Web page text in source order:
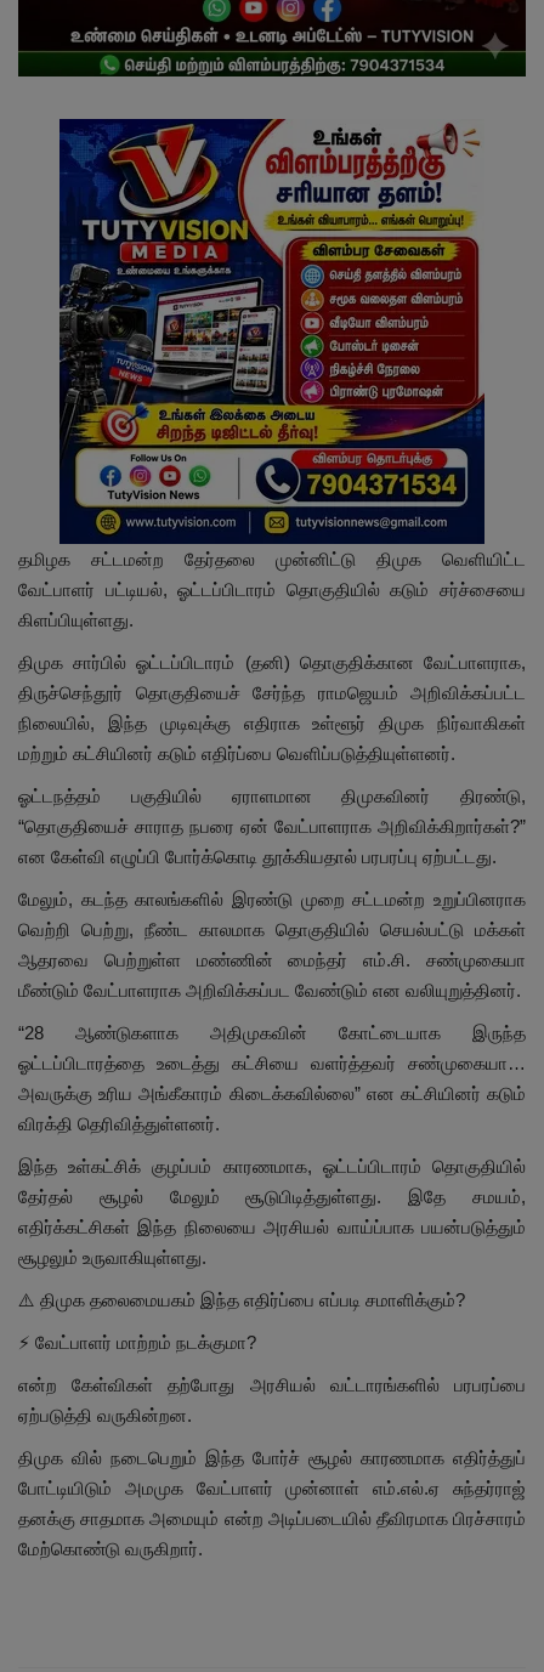
தமிழக சட்டமன்ற தேர்தலை முன்னிட்டு திமுக வெளியிட்ட
வேட்பாளர் பட்டியல், ஓட்டப்பிடாரம் தொகுதியில் கடும் சர்ச்சையை
கிளப்பியுள்ளது.
திமுக சார்பில் ஓட்டப்பிடாரம் (தனி) தொகுதிக்கான வேட்பாளராக,
திருச்செந்தூர் தொகுதியைச் சேர்ந்த ராமஜெயம் அறிவிக்கப்பட்ட
நிலையில், இந்த முடிவுக்கு எதிராக உள்ளூர் திமுக நிர்வாகிகள்
மற்றும் கட்சியினர் கடும் எதிர்ப்பை வெளிப்படுத்தியுள்ளனர்.
ஓட்டநத்தம் பகுதியில் ஏராளமான திமுகவினர் திரண்டு,
“தொகுதியைச் சாராத நபரை ஏன் வேட்பாளராக அறிவிக்கிறார்கள்?”
என கேள்வி எழுப்பி போர்க்கொடி தூக்கியதால் பரபரப்பு ஏற்பட்டது.
மேலும், கடந்த காலங்களில் இரண்டு முறை சட்டமன்ற உறுப்பினராக
வெற்றி பெற்று, நீண்ட காலமாக தொகுதியில் செயல்பட்டு மக்கள்
ஆதரவை பெற்றுள்ள மண்ணின் மைந்தர் எம்.சி. சண்முகையா
மீண்டும் வேட்பாளராக அறிவிக்கப்பட வேண்டும் என வலியுறுத்தினர்.
“28 ஆண்டுகளாக அதிமுகவின் கோட்டையாக இருந்த
ஓட்டப்பிடாரத்தை உடைத்து கட்சியை வளர்த்தவர் சண்முகையா…
அவருக்கு உரிய அங்கீகாரம் கிடைக்கவில்லை” என கட்சியினர் கடும்
விரக்தி தெரிவித்துள்ளனர்.
இந்த உள்கட்சிக் குழப்பம் காரணமாக, ஓட்டப்பிடாரம் தொகுதியில்
தேர்தல் சூழல் மேலும் சூடுபிடித்துள்ளது. இதே சமயம்,
எதிர்க்கட்சிகள் இந்த நிலையை அரசியல் வாய்ப்பாக பயன்படுத்தும்
சூழலும் உருவாகியுள்ளது.
⚠️ திமுக தலைமையகம் இந்த எதிர்ப்பை எப்படி சமாளிக்கும்?
⚡ வேட்பாளர் மாற்றம் நடக்குமா?
என்ற கேள்விகள் தற்போது அரசியல் வட்டாரங்களில் பரபரப்பை
ஏற்படுத்தி வருகின்றன.
திமுக வில் நடைபெறும் இந்த போர்ச் சூழல் காரணமாக எதிர்த்துப்
போட்டியிடும் அமமுக வேட்பாளர் முன்னாள் எம்.எல்.ஏ சுந்தர்ராஜ்
தனக்கு சாதமாக அமையும் என்ற அடிப்படையில் தீவிரமாக பிரச்சாரம்
மேற்கொண்டு வருகிறார்.